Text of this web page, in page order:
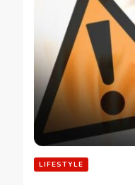
LIFESTYLE